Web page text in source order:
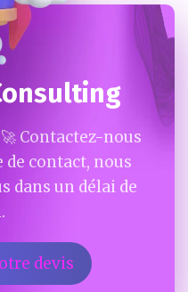
Contactez-nous
contact, nous
dans un délai de
devis